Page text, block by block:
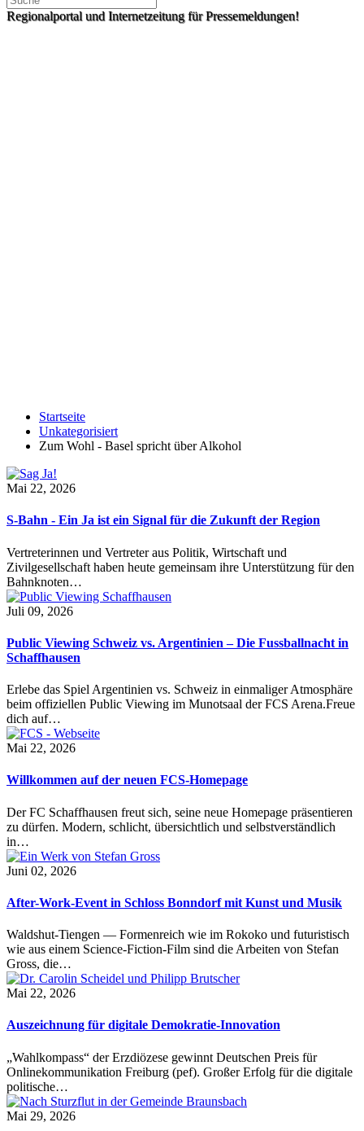
Regionalportal und Internetzeitung für Pressemeldungen!
Startseite
Unkategorisiert
Zum Wohl - Basel spricht über Alkohol
Mai 22, 2026
S-Bahn - Ein Ja ist ein Signal für die Zukunft der Region
Vertreterinnen und Vertreter aus Politik, Wirtschaft und
Zivilgesellschaft haben heute gemeinsam ihre Unterstützung für den
Bahnknoten…
Juli 09, 2026
Public Viewing Schweiz vs. Argentinien – Die Fussballnacht in
Schaffhausen
Erlebe das Spiel Argentinien vs. Schweiz in einmaliger Atmosphäre
beim offiziellen Public Viewing im Munotsaal der FCS Arena.Freue
dich auf…
Mai 22, 2026
Willkommen auf der neuen FCS-Homepage
Der FC Schaffhausen freut sich, seine neue Homepage präsentieren
zu dürfen. Modern, schlicht, übersichtlich und selbstverständlich
in…
Juni 02, 2026
After-Work-Event in Schloss Bonndorf mit Kunst und Musik
Waldshut-Tiengen — Formenreich wie im Rokoko und futuristisch
wie aus einem Science-Fiction-Film sind die Arbeiten von Stefan
Gross, die…
Mai 22, 2026
Auszeichnung für digitale Demokratie-Innovation
„Wahlkompass“ der Erzdiözese gewinnt Deutschen Preis für
Onlinekommunikation Freiburg (pef). Großer Erfolg für die digitale
politische…
Mai 29, 2026